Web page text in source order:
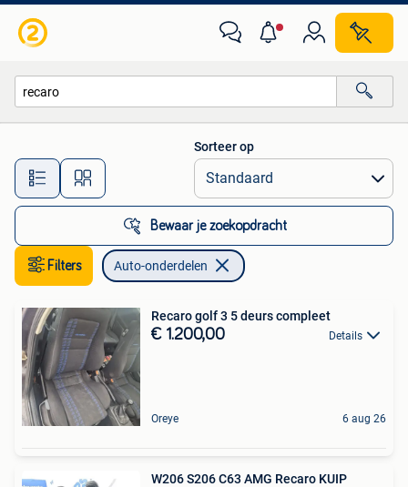
Alle afstanden…
Sorteer op
Bewaar je zoekopdracht
Filters Auto-onderdelen
Recaro golf 3 5 deurs compleet
€ 1.200,00 Details
Oreye 6 aug 26
W206 S206 C63 AMG Recaro KUIP